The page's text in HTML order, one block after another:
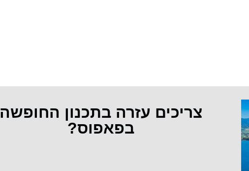
צריכים עזרה בתכנון החופשה
בפאפוס?